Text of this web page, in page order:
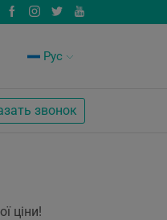
Рус
звонок
ціни!